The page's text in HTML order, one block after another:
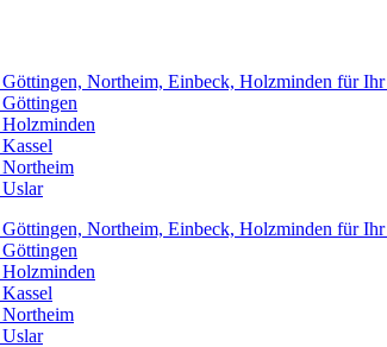
Northeim, Einbeck, Holzminden für
Northeim, Einbeck, Holzminden für